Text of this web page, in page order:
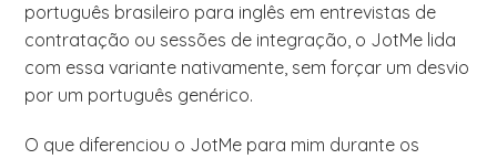
português brasileiro para inglês em entrevistas de
contratação ou sessões de integração, o JotMe lida
com essa variante nativamente, sem forçar um desvio
por um português genérico.
O que diferenciou o JotMe para mim durante os